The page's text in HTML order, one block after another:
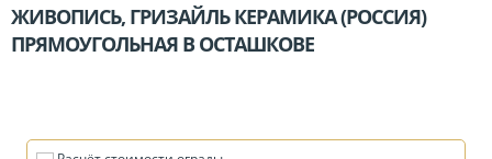
ЖИВОПИСЬ, ГРИЗАЙЛЬ КЕРАМИКА (РОССИЯ)
ПРЯМОУГОЛЬНАЯ В ОСТАШКОВЕ